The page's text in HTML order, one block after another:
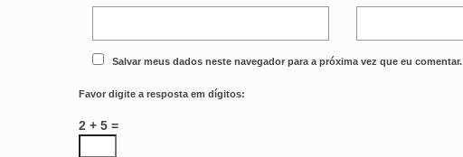
Salvar meus dados neste navegador para a próxima vez que eu comentar.
Favor digite a resposta em dígitos:
2 + 5 =